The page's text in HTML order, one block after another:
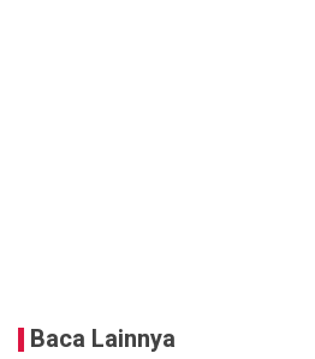
Baca Lainnya